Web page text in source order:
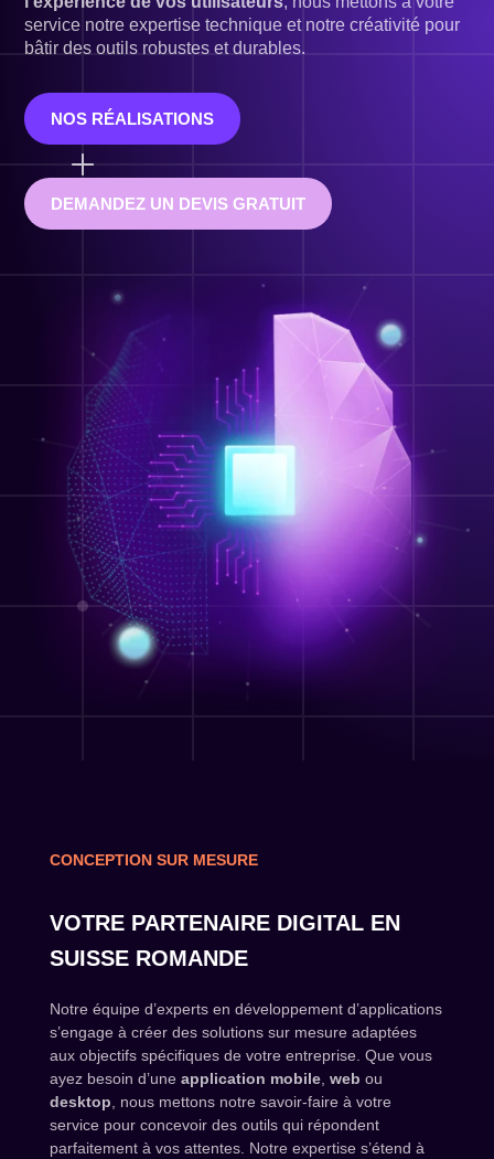
service notre expertise technique et notre créativité pour
bâtir des outils robustes et durables.
NOS RÉALISATIONS
DEMANDEZ UN DEVIS GRATUIT
CONCEPTION SUR MESURE
VOTRE PARTENAIRE DIGITAL EN
SUISSE ROMANDE
Notre équipe d’experts en développement d’applications
s’engage à créer des solutions sur mesure adaptées
aux objectifs spécifiques de votre entreprise. Que vous
ayez besoin d’une application mobile, web ou
desktop , nous mettons notre savoir-faire à votre
service pour concevoir des outils qui répondent
parfaitement à vos attentes. Notre expertise s’étend à